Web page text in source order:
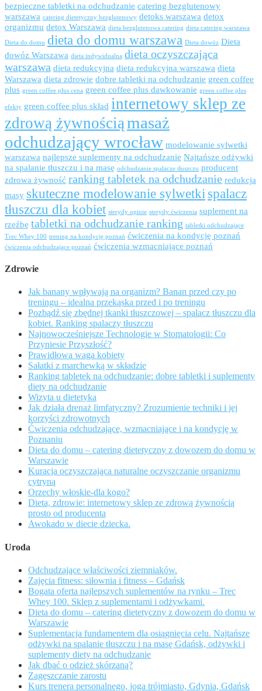
bezpieczne tabletki na odchudzanie catering bezglutenowy
warszawa catering dietetyczny bezglutenowy detoks warszawa detox
organizmu detox Warszawa dieta bezglutenowa catering dieta catering warszawa
Dieta do domu dieta do domu warszawa Dieta dowóz Dieta
dowóz Warszawa dieta indywidualna dieta oczyszczająca
warszawa dieta redukcyjna dieta redukcyjna warszawa dieta
Warszawa dieta zdrowie dobre tabletki na odchudzanie green coffee
plus green coffee plus cena green coffee plus dawkowanie green coffee plus
efekty green coffee plus skład internetowy sklep ze
zdrową żywnością masaż
odchudzający wrocław modelowanie sylwetki
warszawa najlepsze suplementy na odchudzanie Najtańsze odżywki
na spalanie tłuszczu i na masę odchudzanie spalacze tłuszczu producent
zdrowa żywność ranking tabletek na odchudzanie redukcja
masy skuteczne modelowanie sylwetki spalacz
tłuszczu dla kobiet sterydy opinie sterydy ćwiczenia suplement na
rzeźbę tabletki na odchudzanie ranking tabletki odchudzające
Trec Whey 100 trening na kondycję poznań ćwiczenia na kondycję poznań
ćwiczenia odchudzające poznań ćwiczenia wzmacniające poznań
Zdrowie
Jak banany wpływają na organizm? Banan przed czy po
treningu – idealna przekąska przed i po treningu
Pozbądź się zbędnej tkanki tłuszczowej – spalacz tłuszczu dla
kobiet. Ranking spalaczy tłuszczu
Najnowocześniejsze Technologie w Stomatologii: Co
Przyniesie Przyszłość?
Prawidłowa waga kobiety
Sałatki z marchewką w składzie
Ranking tabletek na odchudzanie: dobre tabletki i suplementy
diety na odchudzanie
Wizyta u dietetyka
Jak działa drenaż limfatyczny? Zrozumienie techniki i jej
korzyści zdrowotnych
Ćwiczenia odchudzające, wzmacniające i na kondycję w
Poznaniu
Dieta do domu – catering dietetyczny z dowozem do domu w
Warszawie
Kuracja oczyszczająca naturalne oczyszczanie organizmu
cytryną
Orzechy włoskie-dla kogo?
Dieta, zdrowie: internetowy sklep ze zdrową żywnością
prosto od producenta
Awokado w diecie dziecka.
Uroda
Odchudzające właściwości ziemniaków.
Zajęcia fitness: siłownia i fitness – Gdańsk
Bogata oferta najlepszych suplementów na rynku – Trec
Whey 100. Sklep z suplementami i odżywkami.
Dieta do domu – catering dietetyczny z dowozem do domu w
Warszawie
Suplementacja fundamentem dla osiągnięcia celu. Najtańsze
odżywki na spalanie tłuszczu i na masę Gdańsk, odżywki i
suplementy diety na odchudzanie
Jak dbać o odzież skórzaną?
Zagęszczanie zarostu
Kurs trenera personalnego, joga trójmiasto, Gdynia, Gdańsk